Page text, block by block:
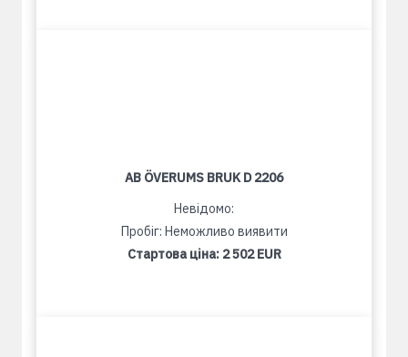
AB ÖVERUMS BRUK D 2206
Невідомо:
Пробіг: Неможливо виявити
Стартова ціна: 2 502 EUR